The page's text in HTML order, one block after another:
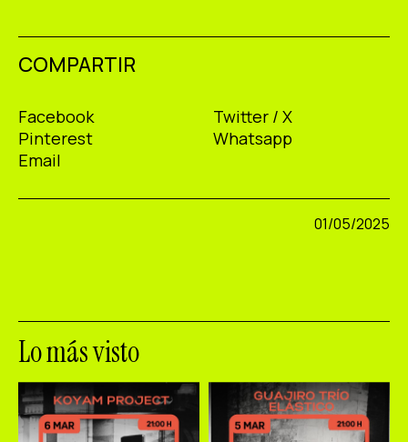
COMPARTIR
Facebook
Twitter / X
Pinterest
Whatsapp
Email
01/05/2025
Lo más visto